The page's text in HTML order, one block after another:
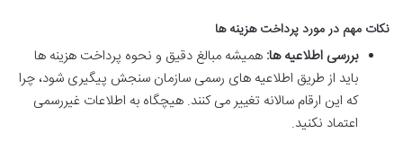
نکات مهم در مورد پرداخت هزینه ها
بررسی اطلاعیه ها: همیشه مبالغ دقیق و نحوه پرداخت هزینه ها
باید از طریق اطلاعیه های رسمی سازمان سنجش پیگیری شود، چرا
که این ارقام سالانه تغییر می کنند. هیچگاه به اطلاعات غیررسمی
اعتماد نکنید.